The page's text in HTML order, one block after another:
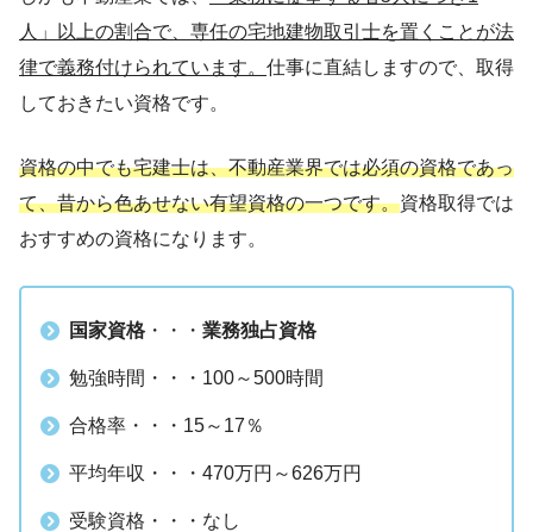
人」以上の割合で、専任の宅地建物取引士を置くことが法
律で義務付けられています。 仕事に直結しますので、取得
しておきたい資格です。
資格の中でも宅建士は、不動産業界では必須の資格であっ
て、昔から色あせない有望資格の一つです。資格取得では
おすすめの資格になります。
国家資格 ・・・ 業務独占資格
勉強時間・・・100～500時間
合格率・・・15～17％
平均年収・・・470万円～626万円
受験資格・・・なし